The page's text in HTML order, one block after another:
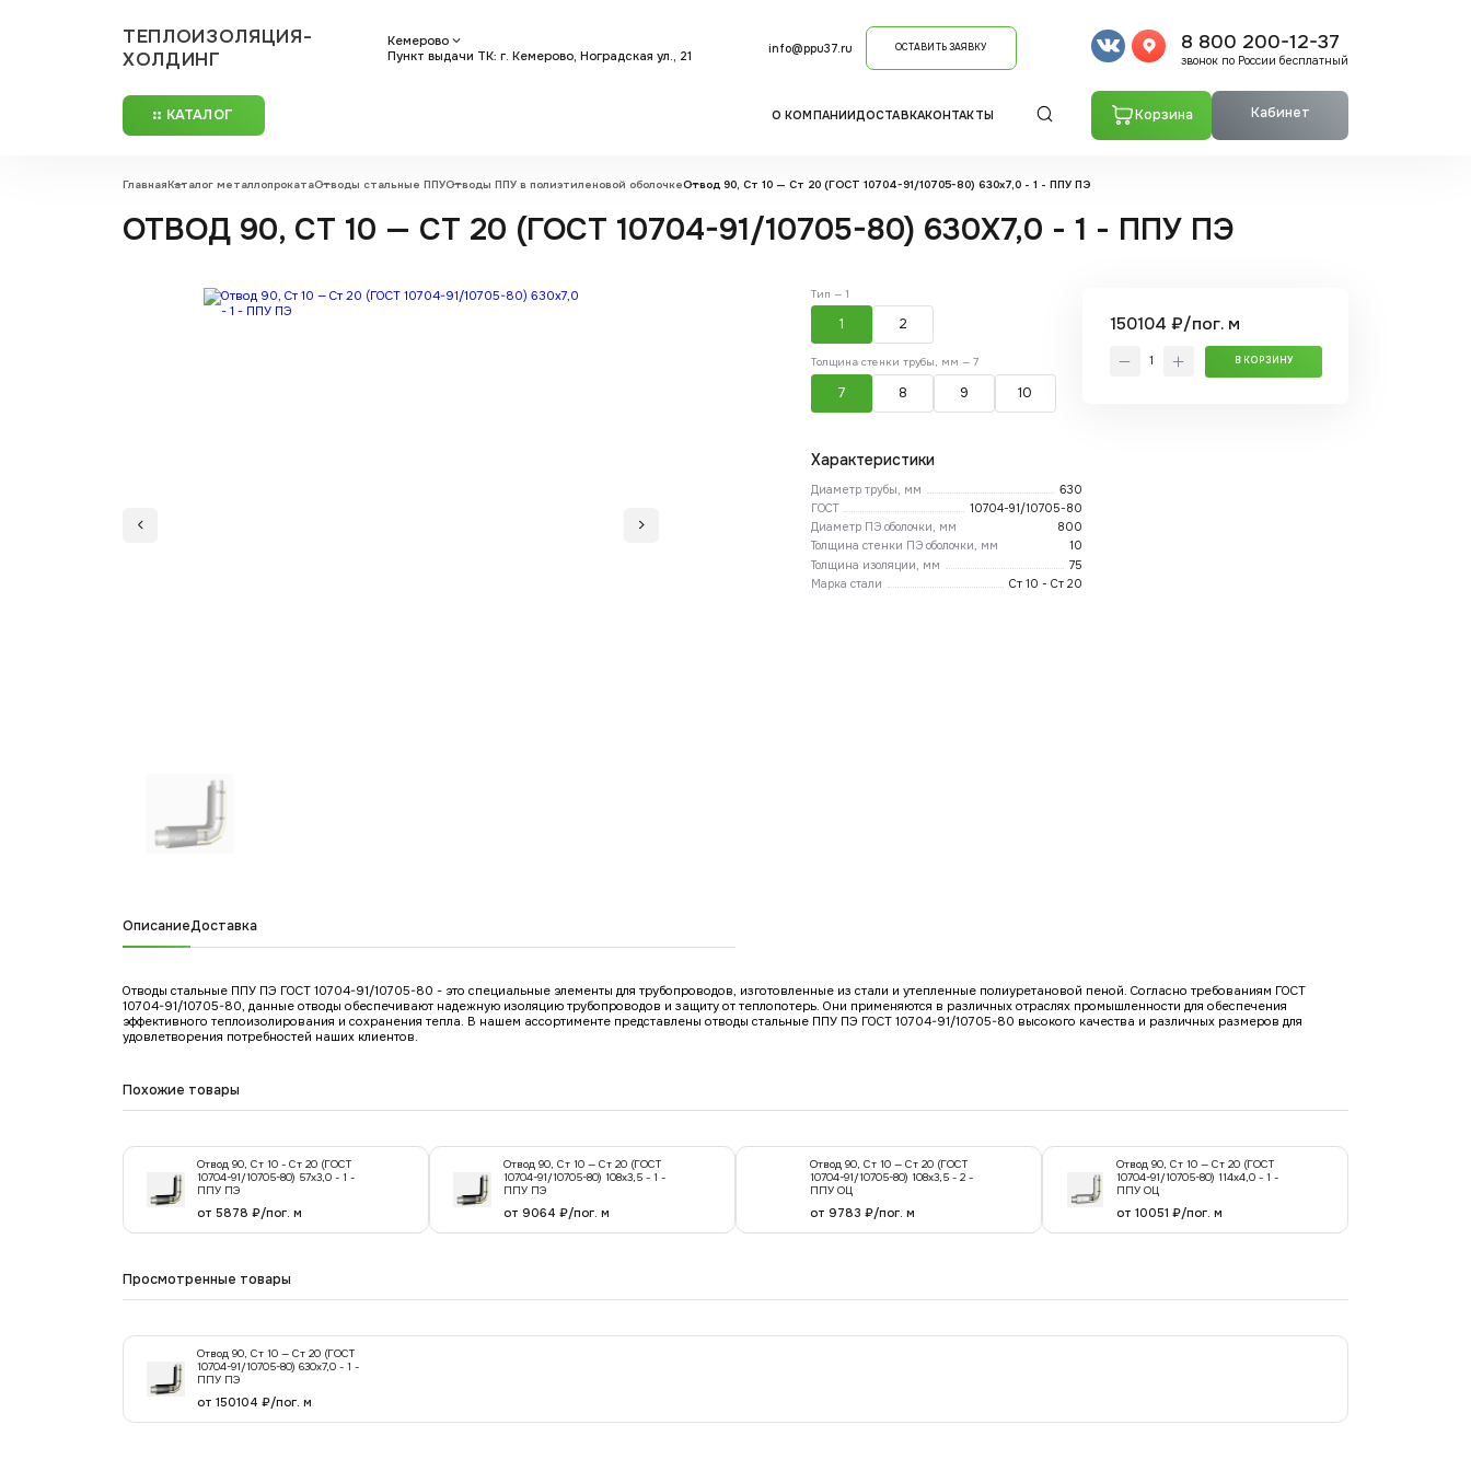
ТЕПЛОИЗОЛЯЦИЯ-
ХОЛДИНГ
Кемерово
Пункт выдачи ТК: г. Кемерово, Ноградская ул., 21
info@ppu37.ru ОСТАВИТЬ ЗАЯВКУ 8 800 200-12-37
звонок по России бесплатный
КАТАЛОГ О КОМПАНИИДОСТАВКАКОНТАКТЫ Корзина Кабинет
ГлавнаяКаталог металлопрокатаОтводы стальные ППУОтводы ППУ в полиэтиленовой оболочкеОтвод 90, Ст 10 — Ст 20 (ГОСТ 10704-91/10705-80) 630x7,0 - 1 - ППУ ПЭ
ОТВОД 90, СТ 10 — СТ 20 (ГОСТ 10704-91/10705-80) 630X7,0 - 1 - ППУ ПЭ
Тип — 1
1 2
Толщина стенки трубы, мм — 7
7 8 9 10
Характеристики
Диаметр трубы, мм
630
ГОСТ
10704-91/10705-80
Диаметр ПЭ оболочки, мм
800
Толщина стенки ПЭ оболочки, мм
10
Толщина изоляции, мм
75
Марка стали
Ст 10 - Ст 20
150104 ₽/пог. м
В КОРЗИНУ
ОписаниеДоставка
Отводы стальные ППУ ПЭ ГОСТ 10704-91/10705-80 - это специальные элементы для трубопроводов, изготовленные из стали и утепленные полиуретановой пеной. Согласно требованиям ГОСТ
10704-91/10705-80, данные отводы обеспечивают надежную изоляцию трубопроводов и защиту от теплопотерь. Они применяются в различных отраслях промышленности для обеспечения
эффективного теплоизолирования и сохранения тепла. В нашем ассортименте представлены отводы стальные ППУ ПЭ ГОСТ 10704-91/10705-80 высокого качества и различных размеров для
удовлетворения потребностей наших клиентов.
Похожие товары
Отвод 90, Ст 10 - Ст 20 (ГОСТ
10704-91/10705-80) 57х3,0 - 1 -
ППУ ПЭ
от 5878 ₽/пог. м
Отвод 90, Ст 10 — Ст 20 (ГОСТ
10704-91/10705-80) 108x3,5 - 1 -
ППУ ПЭ
от 9064 ₽/пог. м
Отвод 90, Ст 10 — Ст 20 (ГОСТ
10704-91/10705-80) 108x3,5 - 2 -
ППУ ОЦ
от 9783 ₽/пог. м
Отвод 90, Ст 10 — Ст 20 (ГОСТ
10704-91/10705-80) 114x4,0 - 1 -
ППУ ОЦ
от 10051 ₽/пог. м
Просмотренные товары
Отвод 90, Ст 10 — Ст 20 (ГОСТ
10704-91/10705-80) 630x7,0 - 1 -
ППУ ПЭ
от 150104 ₽/пог. м